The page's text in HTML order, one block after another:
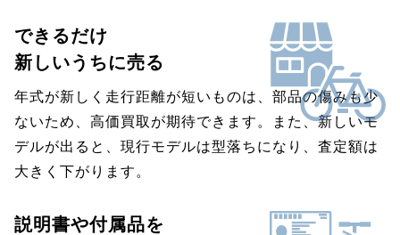
できるだけ
新しいうちに売る
年式が新しく走行距離が短いものは、部品の傷みも少
ないため、高価買取が期待できます。また、新しいモ
デルが出ると、現行モデルは型落ちになり、査定額は
大きく下がります。
説明書や付属品を